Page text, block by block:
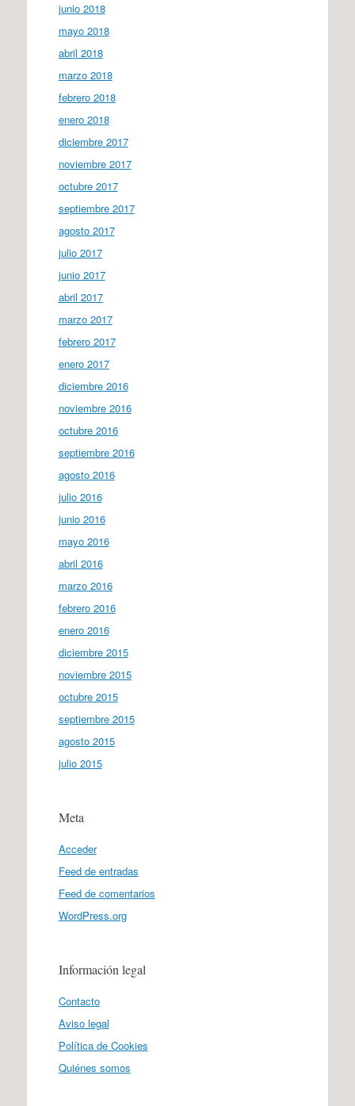
junio 2018
mayo 2018
abril 2018
marzo 2018
febrero 2018
enero 2018
diciembre 2017
noviembre 2017
octubre 2017
septiembre 2017
agosto 2017
julio 2017
junio 2017
abril 2017
marzo 2017
febrero 2017
enero 2017
diciembre 2016
noviembre 2016
octubre 2016
septiembre 2016
agosto 2016
julio 2016
junio 2016
mayo 2016
abril 2016
marzo 2016
febrero 2016
enero 2016
diciembre 2015
noviembre 2015
octubre 2015
septiembre 2015
agosto 2015
julio 2015
Meta
Acceder
Feed de entradas
Feed de comentarios
WordPress.org
Información legal
Contacto
Aviso legal
Política de Cookies
Quiénes somos